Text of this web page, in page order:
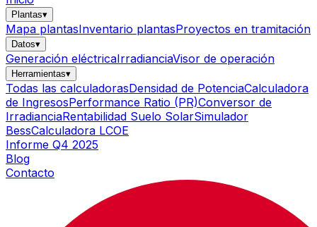
Plantas▾
Mapa plantasInventario plantasProyectos en tramitación
Datos▾
Generación eléctricaIrradianciaVisor de operación
Herramientas▾
Todas las calculadorasDensidad de PotenciaCalculadora
de IngresosPerformance Ratio (PR)Conversor de
IrradianciaRentabilidad Suelo SolarSimulador
BessCalculadora LCOE
Informe Q4 2025
Blog
Contacto